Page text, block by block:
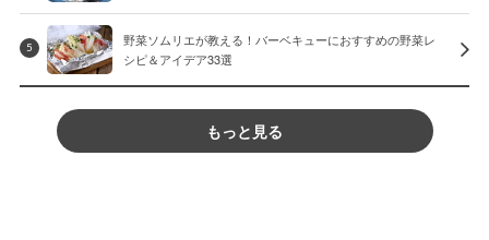
5
野菜ソムリエが教える！バーベキューにおすすめの野菜レ
シピ＆アイデア33選
もっと見る